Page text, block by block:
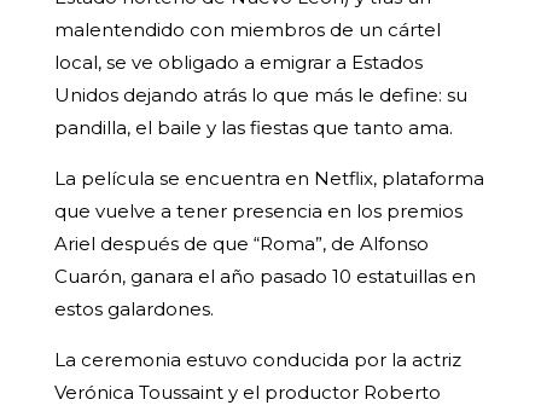
malentendido con miembros de un cártel
local, se ve obligado a emigrar a Estados
Unidos dejando atrás lo que más le define: su
pandilla, el baile y las fiestas que tanto ama.
La película se encuentra en Netflix, plataforma
que vuelve a tener presencia en los premios
Ariel después de que “Roma”, de Alfonso
Cuarón, ganara el año pasado 10 estatuillas en
estos galardones.
La ceremonia estuvo conducida por la actriz
Verónica Toussaint y el productor Roberto